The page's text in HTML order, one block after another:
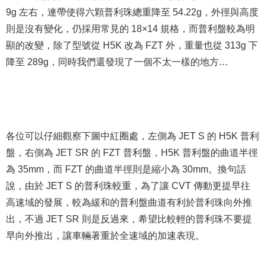
9g 左右，連帶使得六顆普利珠總重降至 54.22g，外徑與高度
則是沒有變化，仍採用常見的 18×14 規格，而普利盤較為明
顯的改變，除了型號從 H5K 改為 FZT 外，重量也從 313g 下
降至 289g，同時我們還發現了一個不太一樣的地方…
各位可以仔細觀察下圖中紅圈處，左側為 JET S 的 H5K 普利
盤，右側為 JET SR 的 FZT 普利盤，H5K 普利盤的曲道半徑
為 35mm，而 FZT 的曲道半徑則是縮小為 30mm。換句話
說，由於 JET S 的普利珠較重，為了讓 CVT 傳動更提早往
高速域的發展，較為緩和的普利盤曲道有利於普利珠向外推
出，不過 JET SR 則是反過來，希望比較輕的普利珠不要提
早向外推出，讓車輛著重於全速域的加速表現。